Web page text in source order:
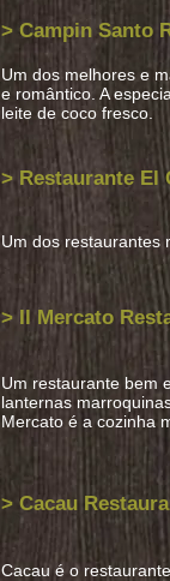
> Campin Santo
Um dos melhores e
e romântico. A
leite de coco fresco.
> Restaurante El
Um dos restaurantes
> Il Mercato
Um restaurante bem
lanternas
Mercato é a cozinha
> Cacau
Cacau é o